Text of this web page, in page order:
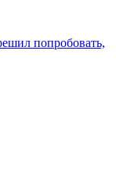
попробовать,